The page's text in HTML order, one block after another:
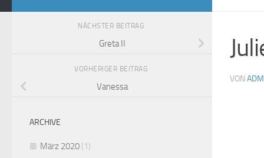
VON
NÄCHSTER BEITRAG
Greta II
VORHERIGER BEITRAG
Vanessa
ARCHIVE
März 2020 (1)